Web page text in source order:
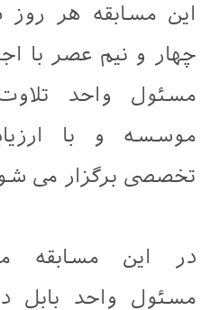
این مسابقه هر
چهار و نیم عصر با
مسئول واحد
موسسه و با
تخصصی برگزار می
در این مسابقه
مسئول واحد بابل